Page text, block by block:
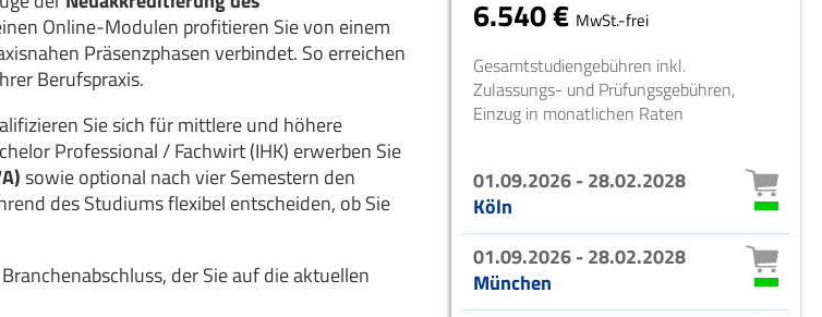
6.540 € MwSt.-frei
Gesamtstudiengebühren inkl.
Zulassungs- und Prüfungsgebühren,
Einzug in monatlichen Raten
01.09.2026 - 28.02.2028
Köln
01.09.2026 - 28.02.2028
München
Online-Modulen profitieren Sie von einem
Präsenzphasen verbindet. So erreichen
Berufspraxis.
Sie sich für mittlere und höhere
Professional / Fachwirt (IHK) erwerben Sie
sowie optional nach vier Semestern den
des Studiums flexibel entscheiden, ob Sie
der Sie auf die aktuellen